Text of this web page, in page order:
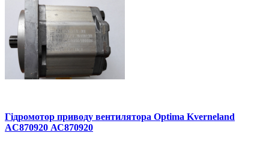
Гідромотор приводу вентилятора Optima Kverneland
AC870920 АС870920